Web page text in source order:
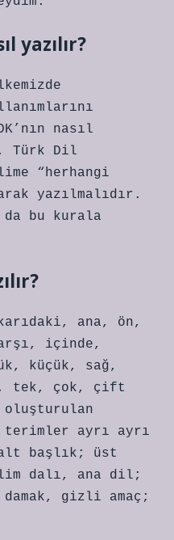
yazılır?
nasıl
Türk Dil
“herhangi
yazılmalıdır.
da bu kurala
ana, ön,
içinde,
küçük, sağ,
çok, çift
oluşturulan
ayrı ayrı
başlık; üst
dalı, ana dil;
gizli amaç;